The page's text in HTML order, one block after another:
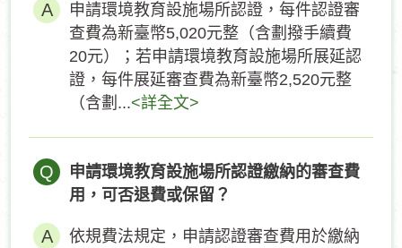
申請環境教育設施場所認證，每件認證審
查費為新臺幣5,020元整（含劃撥手續費
20元）；若申請環境教育設施場所展延認
證，每件展延審查費為新臺幣2,520元整
（含劃...<詳全文>
Q
申請環境教育設施場所認證繳納的審查費
用，可否退費或保留？
依規費法規定，申請認證審查費用於繳納